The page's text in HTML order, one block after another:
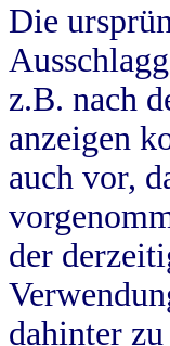
Die
z.B. nach
anzeigen
auch vor,
der
dahinter